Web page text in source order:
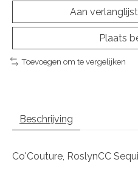
Aan
Plaats
Toevoegen om te vergelijken
Beschrijving
Co'Couture, RoslynCC